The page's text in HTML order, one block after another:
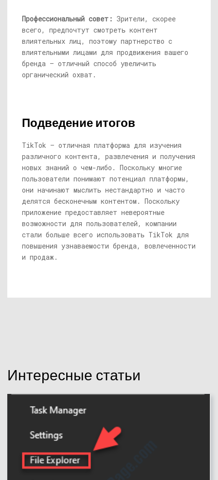
Профессиональный совет: Зрители, скорее
всего, предпочтут смотреть контент
влиятельных лиц, поэтому партнерство с
влиятельными лицами для продвижения вашего
бренда — отличный способ увеличить
органический охват.
Подведение итогов
TikTok — отличная платформа для изучения
различного контента, развлечения и получения
новых знаний о чем-либо. Поскольку многие
пользователи понимают потенциал платформы,
они начинают мыслить нестандартно и часто
делятся бесконечным контентом. Поскольку
приложение предоставляет невероятные
возможности для пользователей, компании
стали больше всего использовать TikTok для
повышения узнаваемости бренда, вовлеченности
и продаж.
Интересные статьи